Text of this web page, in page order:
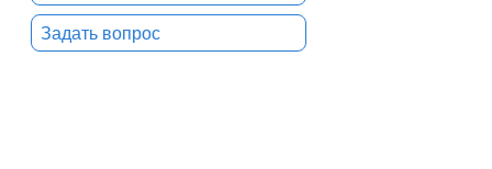
Задать вопрос